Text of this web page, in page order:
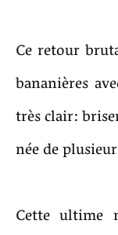
Ce retour
bananières
très clair:
née de
Cette ultime